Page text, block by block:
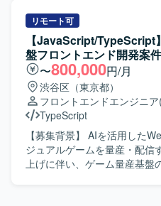
す。 【開発環境】 MAツールとしてMarketoを中心に、
HTML/CSSで構成されたLP
ります。
貫してご対応いただきます。
つつ、チームメンバーと連携
改善などを行っていただきます。 【求める人物像
技術や知識の習得に積極的で
改善に取り組んでいただける
内外とのコミュニケーション
開発を進められる方が望ましいです。 【ポ
力】 フロントエンド領域にお
わることができ、モダンな
Webサービス開発の経験を幅
体的な提案や工夫が歓迎さ
リモート可
【JavaScript/
盤フロントエンド開発案件
〜800,000円/月
渋谷区（東京都）
フロントエンドエンジニア
TypeScript
【募集背景】 AIを活用した
ジュアルゲームを量産・配信
上げに伴い、ゲーム量産基盤